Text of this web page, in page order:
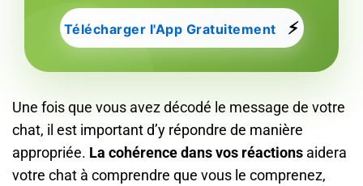
Télécharger l'App Gratuitement ⚡
Une fois que vous avez décodé le message de votre
chat, il est important d’y répondre de manière
appropriée. La cohérence dans vos réactions aidera
votre chat à comprendre que vous le comprenez,